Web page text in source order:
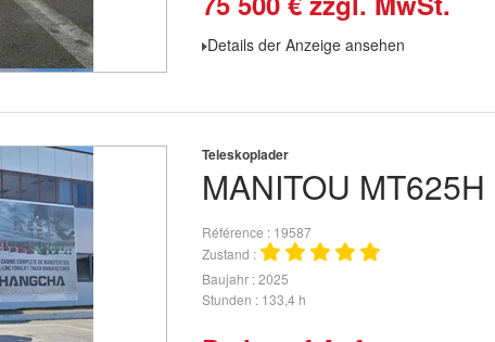
Details der Anzeige ansehen
MANITOU MT625H
Teleskoplader
Référence
19587
Zustand
Baujahr 2025
Stunden
133,4 h